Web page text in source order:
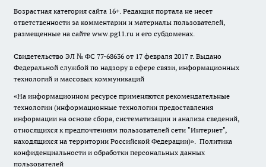
Возрастная категория сайта 16+. Редакция портала не несет
ответственности за комментарии и материалы пользователей,
размещенные на сайте www.pg11.ru и его субдоменах.
Свидетельство ЭЛ № ФС 77-68636 от 17 февраля 2017 г. Выдано
Федеральной службой по надзору в сфере связи, информационных
технологий и массовых коммуникаций
«На информационном ресурсе применяются рекомендательные
технологии (информационные технологии предоставления
информации на основе сбора, систематизации и анализа сведений,
относящихся к предпочтениям пользователей сети "Интернет",
находящихся на территории Российской Федерации)». Политика
конфиденциальности и обработки персональных данных
пользователей